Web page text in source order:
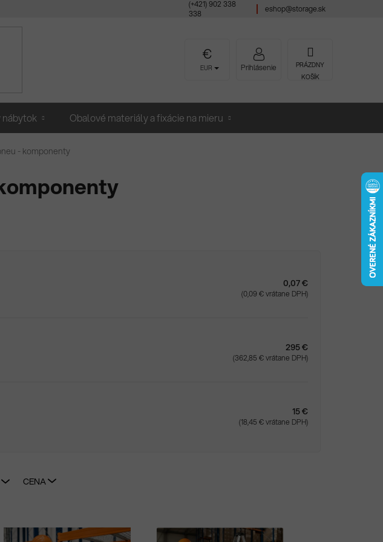
(+421) 902 338
338
eshop@storage.sk
EUR Prihlásenie NÁKUPNÝ
KOŠÍK
PRÁZDNY
KOŠÍK
Obalové materiály a fixácie na mieru
- komponenty
0,07 €
(0,09 € vrátane DPH)
295 €
(362,85 € vrátane DPH)
15 €
(18,45 € vrátane DPH)
CENA